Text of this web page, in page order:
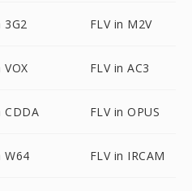
3G2 FLV in M2V
VOX FLV in AC3
CDDA FLV in OPUS
W64 FLV in IRCAM